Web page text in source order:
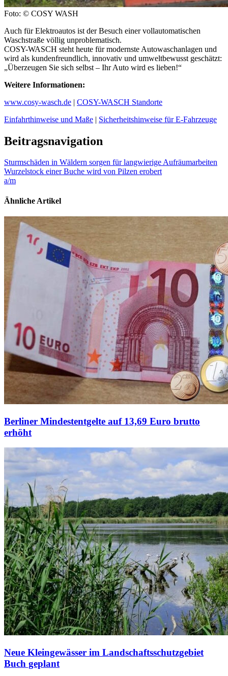
Foto: © COSY WASH
Auch für Elektroautos ist der Besuch einer vollautomatischen
Waschstraße völlig unproblematisch.
COSY-WASCH steht heute für modernste Autowaschanlagen und
wird als kundenfreundlich, innovativ und umweltbewusst geschätzt:
„Überzeugen Sie sich selbst – Ihr Auto wird es lieben!“
Weitere Informationen:
www.cosy-wasch.de | COSY-WASCH Standorte
Einfahrthinweise und Maße | Sicherheitshinweise für E-Fahrzeuge
Beitragsnavigation
Sturmschäden in Wäldern sorgen für langwierige Aufräumarbeiten
Wurzelstock einer Buche wird von Pilzen erobert
a/m
Ähnliche Artikel
Berliner Mindestentgelte auf 13,69 Euro brutto
erhöht
Neue Kleingewässer im Landschaftsschutzgebiet
Buch geplant